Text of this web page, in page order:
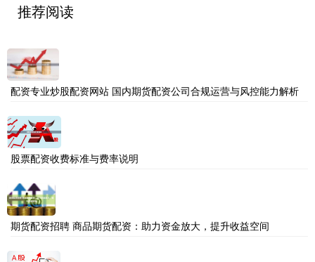
推荐阅读
配资专业炒股配资网站 国内期货配资公司合规运营与风控能力解析
股票配资收费标准与费率说明
期货配资招聘 商品期货配资：助力资金放大，提升收益空间